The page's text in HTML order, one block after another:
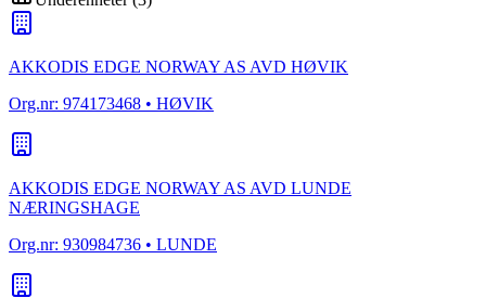
AKKODIS EDGE NORWAY AS AVD HØVIK
Org.nr: 974173468 • HØVIK
AKKODIS EDGE NORWAY AS AVD LUNDE
NÆRINGSHAGE
Org.nr: 930984736 • LUNDE